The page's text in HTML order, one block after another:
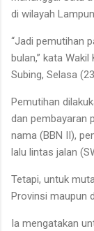
di wilayah
“Jadi pemutihan
bulan,” kata
Subing, Selasa
Pemutihan
dan pembayaran
nama (BBN II),
lalu lintas jalan
Tetapi, untuk
Provinsi maupun
Ia mengatakan